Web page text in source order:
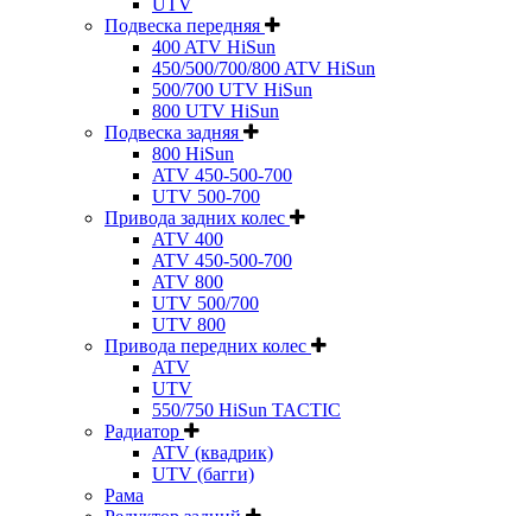
UTV
Подвеска передняя
400 ATV HiSun
450/500/700/800 ATV HiSun
500/700 UTV HiSun
800 UTV HiSun
Подвеска задняя
800 HiSun
ATV 450-500-700
UTV 500-700
Привода задних колес
ATV 400
ATV 450-500-700
ATV 800
UTV 500/700
UTV 800
Привода передних колес
ATV
UTV
550/750 HiSun TACTIC
Радиатор
ATV (квадрик)
UTV (багги)
Рама